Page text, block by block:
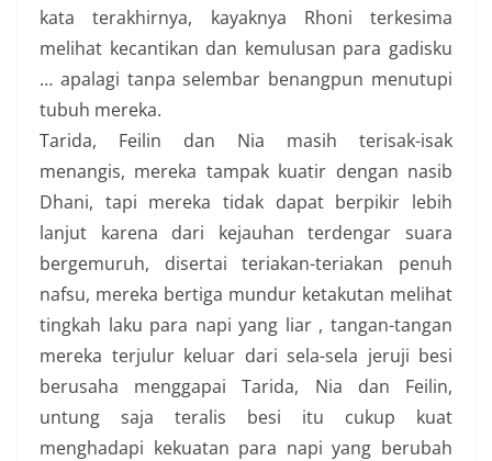
kata terakhirnya, kayaknya Rhoni terkesima
melihat kecantikan dan kemulusan para gadisku
… apalagi tanpa selembar benangpun menutupi
tubuh mereka.
Tarida, Feilin dan Nia masih terisak-isak
menangis, mereka tampak kuatir dengan nasib
Dhani, tapi mereka tidak dapat berpikir lebih
lanjut karena dari kejauhan terdengar suara
bergemuruh, disertai teriakan-teriakan penuh
nafsu, mereka bertiga mundur ketakutan melihat
tingkah laku para napi yang liar , tangan-tangan
mereka terjulur keluar dari sela-sela jeruji besi
berusaha menggapai Tarida, Nia dan Feilin,
untung saja teralis besi itu cukup kuat
menghadapi kekuatan para napi yang berubah